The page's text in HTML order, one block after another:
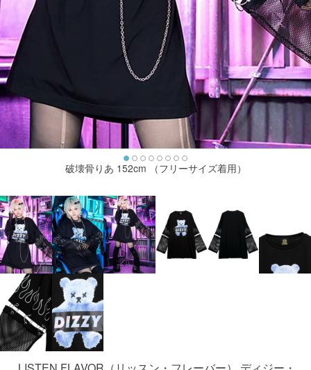
破壊骨りあ 152cm （フリーサイズ着用）